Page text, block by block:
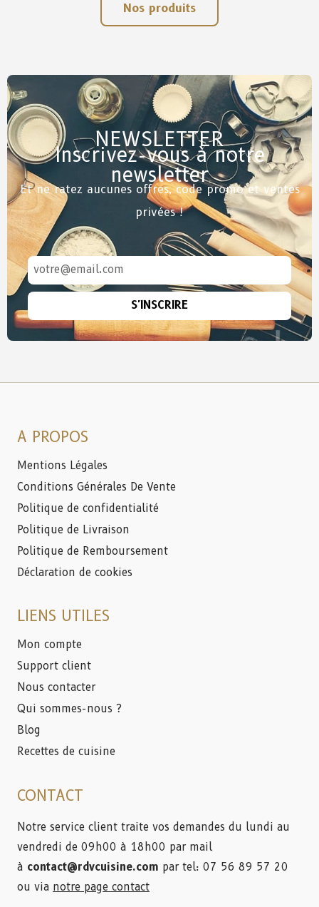
Nos produits
NEWSLETTER
Inscrivez-vous à notre
newsletter
Et ne ratez aucunes offres, code promo et ventes
privées !
S'INSCRIRE
A PROPOS
Mentions Légales
Conditions Générales De Vente
Politique de confidentialité
Politique de Livraison
Politique de Remboursement
Déclaration de cookies
LIENS UTILES
Mon compte
Support client
Nous contacter
Qui sommes-nous ?
Blog
Recettes de cuisine
CONTACT
Notre service client traite vos demandes du lundi au
vendredi de 09h00 à 18h00 par mail
à contact@rdvcuisine.com par tel: 07 56 89 57 20
ou via notre page contact